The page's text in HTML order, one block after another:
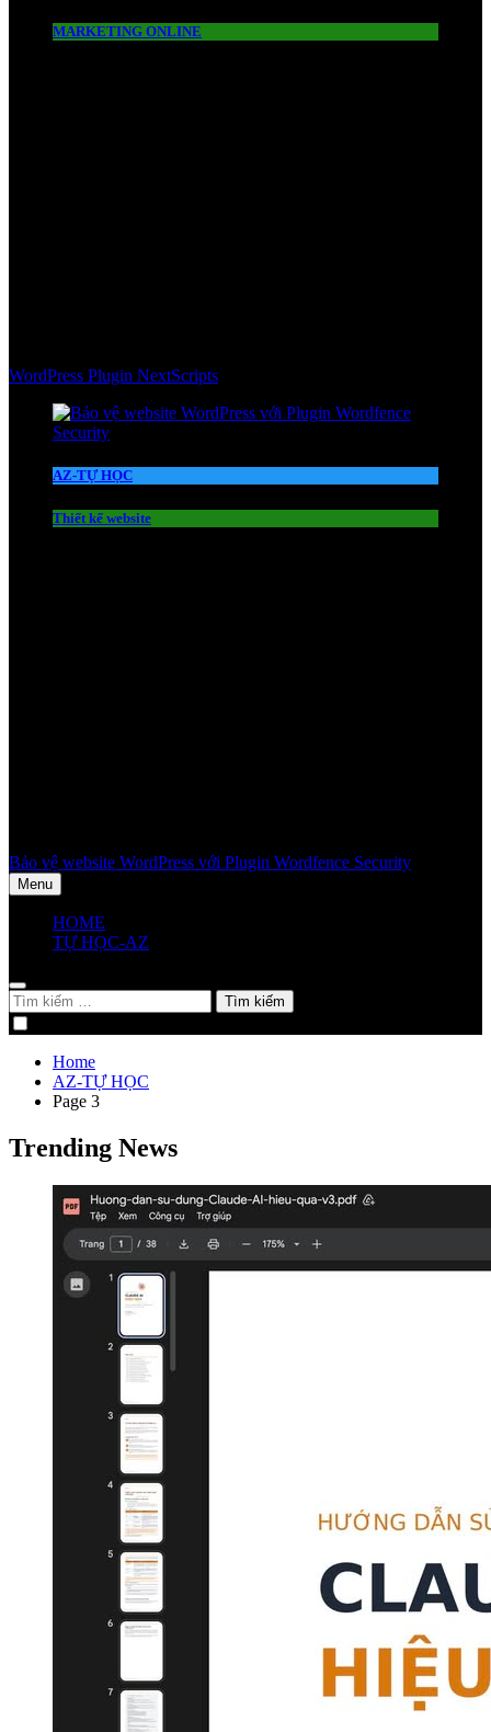
MARKETING ONLINE
WordPress Plugin NextScripts
AZ-TỰ HỌC
Thiết kế website
Bảo vệ website WordPress với Plugin Wordfence Security
Menu
HOME
TỰ HỌC-AZ
Tìm
kiếm
cho:
Home
AZ-TỰ HỌC
Page 3
Trending News